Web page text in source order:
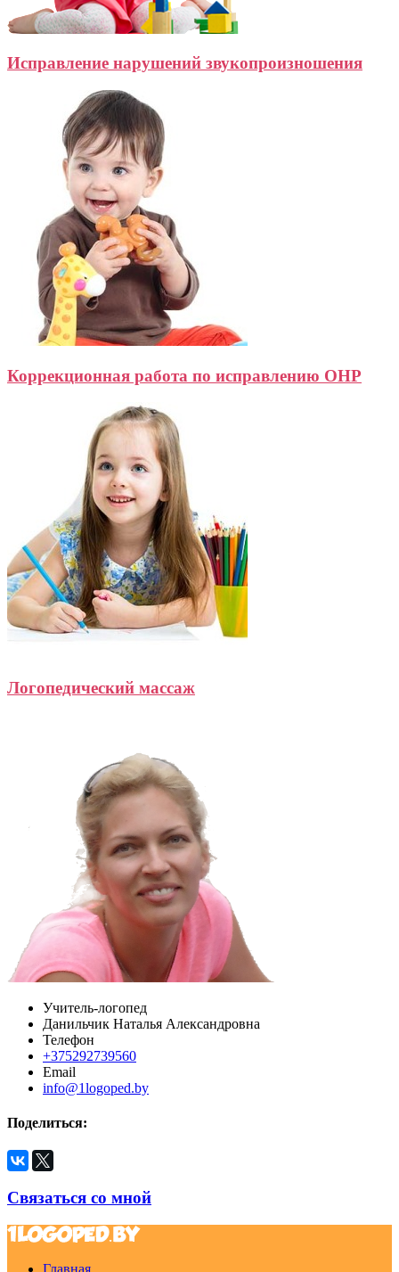
Исправление нарушений звукопроизношения
Коррекционная работа по исправлению ОНР
Логопедический массаж
Учитель-логопед
Данильчик Наталья Александровна
Телефон
+375292739560
Email
info@1logoped.by
Поделиться:
Связаться со мной
Главная